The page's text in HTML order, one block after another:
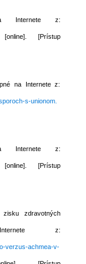
Internete z:
[Prístup
na Internete z:
s-unionom.
Internete z:
[Prístup
zdravotných
z:
verzus-achmea-v-